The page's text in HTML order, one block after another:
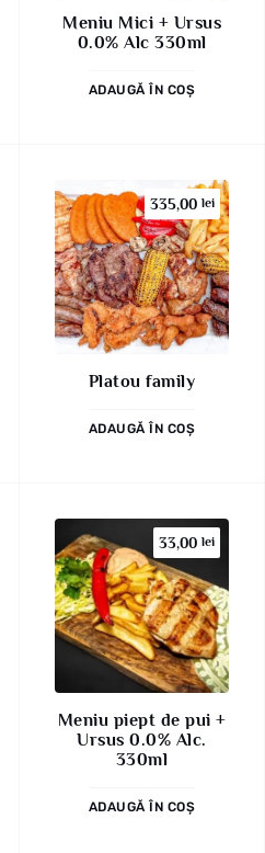
Meniu Mici + Ursus
0.0% Alc 330ml
ADAUGĂ ÎN COȘ
335,00lei
Platou family
ADAUGĂ ÎN COȘ
33,00lei
Meniu piept de pui +
Ursus 0.0% Alc.
330ml
ADAUGĂ ÎN COȘ